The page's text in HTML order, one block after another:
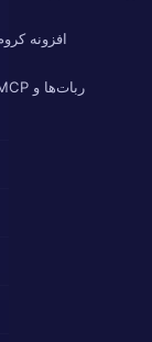
افزونه کروم
ربات‌ها و MCP